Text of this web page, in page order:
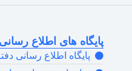
پایگاه های اطلاع رسانی
پایگاه اطلاع رسانی